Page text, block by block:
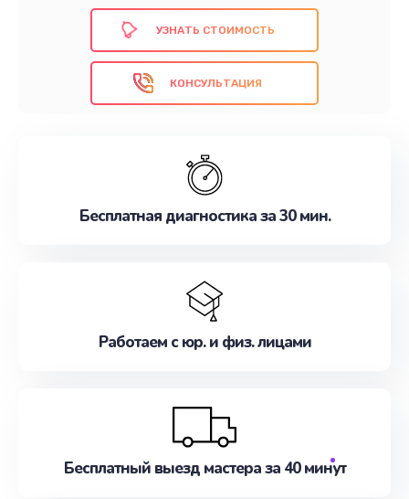
УЗНАТЬ СТОИМОСТЬ
КОНСУЛЬТАЦИЯ
Бесплатная диагностика за 30 мин.
Работаем с юр. и физ. лицами
Бесплатный выезд мастера за 40 минут